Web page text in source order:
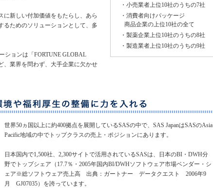
・小売業者上位10社のうちの7社
・消費者向けパッケージ
商品企業の上位10社の全て
・製薬企業上位10社のうちの8社
・製造業者上位10社のうちの9社
に新しい付加価値をもたらし、あら
るためのソリューションとして、多
ションは「FORTUNE GLOBAL
、業界を問わず、大手企業に欠かせ
世界50ヵ国以上に約400拠点を展開しているSASの中で、SAS JapanはSASのAsia
Pacific地域の中でトップクラスの売上・ポジションにあります。
日本国内で1,500社、2,300サイトで活用されているSASは、日本のBI・DWH分
野でトップシェア（17.7％・2005年国内BI/DWHソフトウェア市場ベンダー・シ
ェア※総ソフトウェア売上高 出典：ガートナー データクエスト 2006年9
月 GJ07035）を誇っています。